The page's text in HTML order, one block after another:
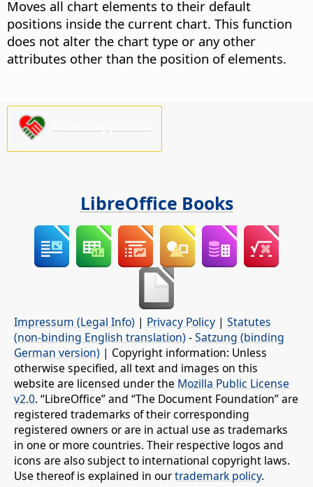
Moves all chart elements to their default
positions inside the current chart. This function
does not alter the chart type or any other
attributes other than the position of elements.
LibreOffice Books
Impressum (Legal Info) | Privacy Policy | Statutes
(non-binding English translation) -Satzung (binding
German version) | Copyright information: Unless
otherwise specified, all text and images on this
website are licensed under the Mozilla Public License
v2.0. “LibreOffice” and “The Document Foundation” are
registered trademarks of their corresponding
registered owners or are in actual use as trademarks
in one or more countries. Their respective logos and
icons are also subject to international copyright laws.
Use thereof is explained in ourtrademark policy.